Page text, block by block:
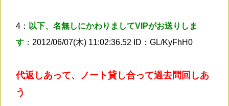
4： 以下、名無しにかわりましてVIPがお送りしま
す ：2012/06/07(木) 11:02:36.52 ID：GL/KyFhH0
代返しあって、ノート貸し合って過去問回しあ
う